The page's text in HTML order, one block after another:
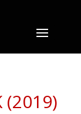
(2019)